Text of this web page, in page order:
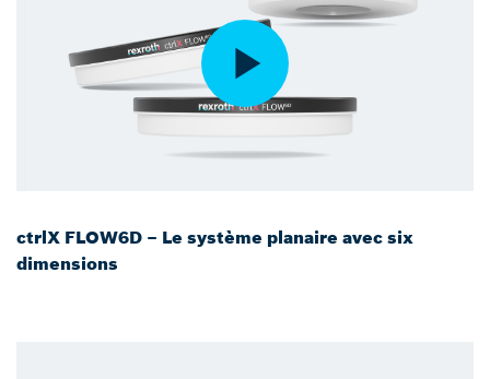
ctrlX FLOW6D – Le système planaire avec six
dimensions